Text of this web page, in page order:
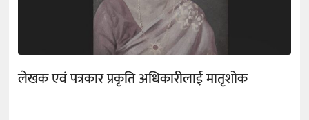
लेखक एवं पत्रकार प्रकृति अधिकारीलाई मातृशोक